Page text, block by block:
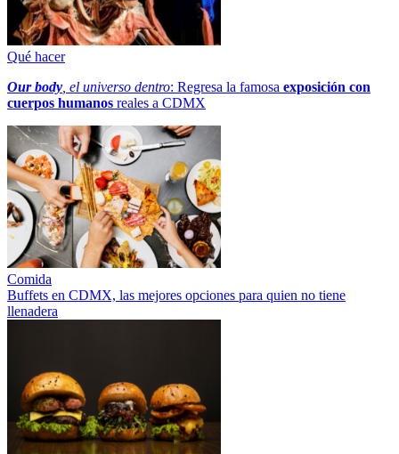
Qué hacer
Our body , el universo dentro: Regresa la famosa exposición con
cuerpos humanos reales a CDMX
Comida
Buffets en CDMX, las mejores opciones para quien no tiene
llenadera